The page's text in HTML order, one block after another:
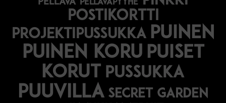
pellava pellavapyyhe
postikortti
projektipussukka puinen
puinen koru puiset
korut pussukka
puuvilla secret garden